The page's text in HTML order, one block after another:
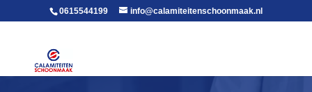
voor in de body0615544199 info@calamiteitenschoonmaak.nl